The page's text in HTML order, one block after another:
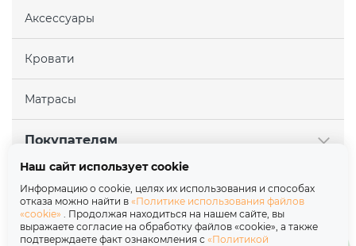
Аксессуары
Кровати
Матрасы
Покупателям
Партнерам
О нас
Наш сайт использует cookie
Информацию о cookie, целях их использования и способах
отказа можно найти в «Политике использования файлов
«cookie» . Продолжая находиться на нашем сайте, вы
выражаете согласие на обработку файлов «cookie», а также
подтверждаете факт ознакомления с «Политикой